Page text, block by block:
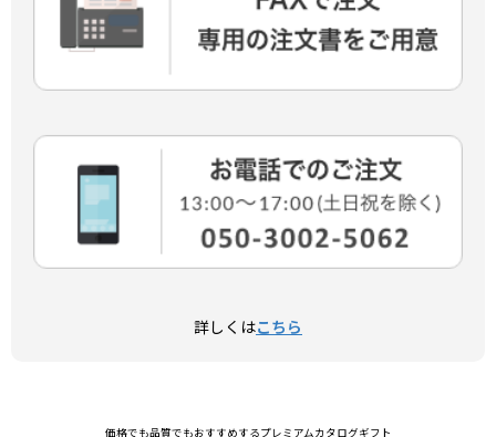
詳しくはこちら
価格でも品質でもおすすめするプレミアムカタログギフト